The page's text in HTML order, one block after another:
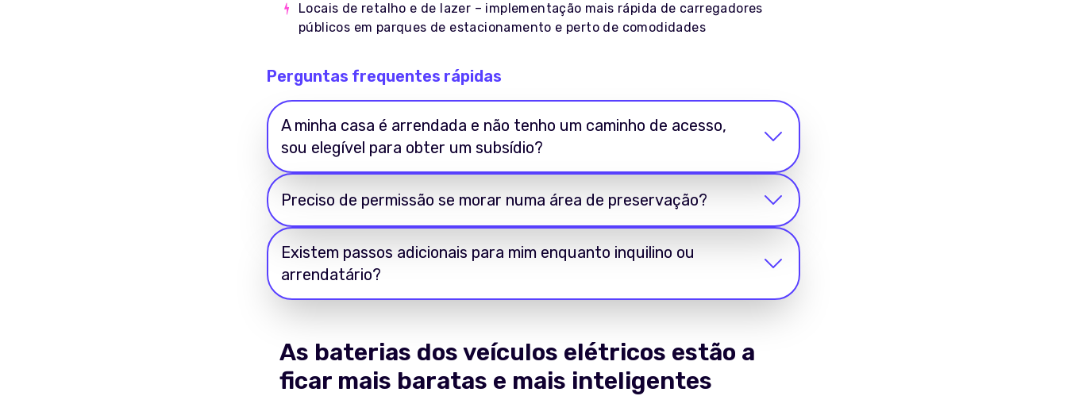
Locais de retalho e de lazer – implementação mais rápida de carregadores
públicos em parques de estacionamento e perto de comodidades
Perguntas frequentes rápidas
A minha casa é arrendada e não tenho um caminho de acesso,
sou elegível para obter um subsídio?
Preciso de permissão se morar numa área de preservação?
Existem passos adicionais para mim enquanto inquilino ou
arrendatário?
As baterias dos veículos elétricos estão a
ficar mais baratas e mais inteligentes